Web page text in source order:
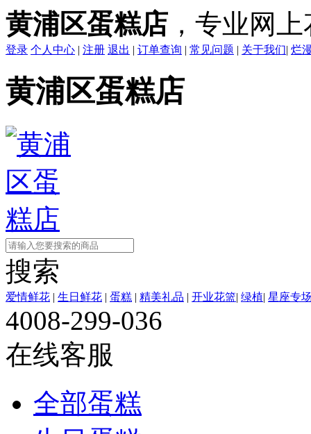
黄浦区蛋糕店，专业网
登录 个人中心 | 注册 退出 | 订单查询 | 常见问题 | 关于我们| 烂
黄浦区蛋糕店
搜索
爱情鲜花 | 生日鲜花 | 蛋糕 | 精美礼品 | 开业花篮| 绿植| 星座专
4008-299-036
在线客服
全部蛋糕